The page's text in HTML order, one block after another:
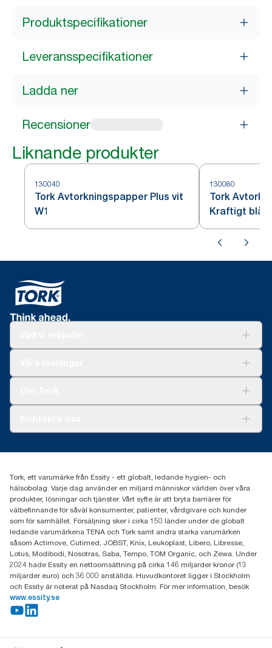
Produktspecifikationer
Leveransspecifikationer
Ladda ner
Recensioner
Liknande produkter
130040
Tork Avtorkningspapper Plus vit
W1
130080
Tork
Kraftigt blå
031-746 17 00
Tork, ett varumärke från Essity - ett globalt, ledande hygien- och
hälsobolag. Varje dag använder en miljard människor världen över våra
produkter, lösningar och tjänster. Vårt syfte är att bryta barriärer för
välbefinnande för såväl konsumenter, patienter, vårdgivare och kunder
som för samhället. Försäljning sker i cirka 150 länder under de globalt
ledande varumärkena TENA och Tork samt andra starka varumärken
såsom Actimove, Cutimed, JOBST, Knix, Leukoplast, Libero, Libresse,
Lotus, Modibodi, Nosotras, Saba, Tempo, TOM Organic, och Zewa. Under
2024 hade Essity en nettoomsättning på cirka 146 miljarder kronor (13
miljarder euro) och 36 000 anställda. Huvudkontoret ligger i Stockholm
och Essity är noterat på Nasdaq Stockholm. För mer information, besök
www.essity.se